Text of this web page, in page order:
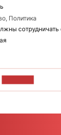
Политика